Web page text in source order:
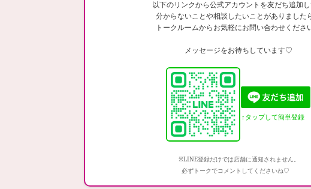
以下のリンクから公式アカウントを友だち追加
分からないことや相談したいことがありました
トークルームからお気軽にお問い合わせくださ
メッセージをお待ちしています♡
↑タップして簡単登録
※LINE登録だけでは店舗に通知されません。
必ずトークでコメントしてくださいね♡